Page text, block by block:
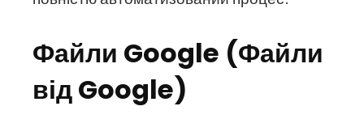
Файли Google (Файли
від Google)